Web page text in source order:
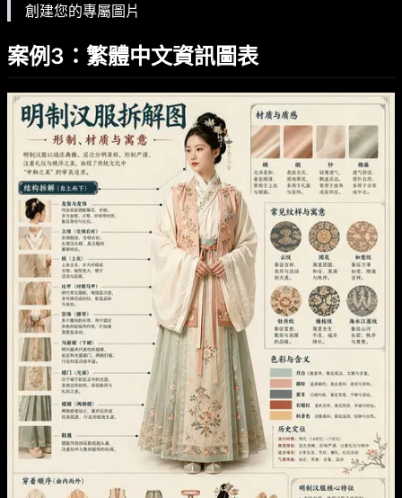
創建您的專屬圖片
案例3：繁體中文資訊圖表